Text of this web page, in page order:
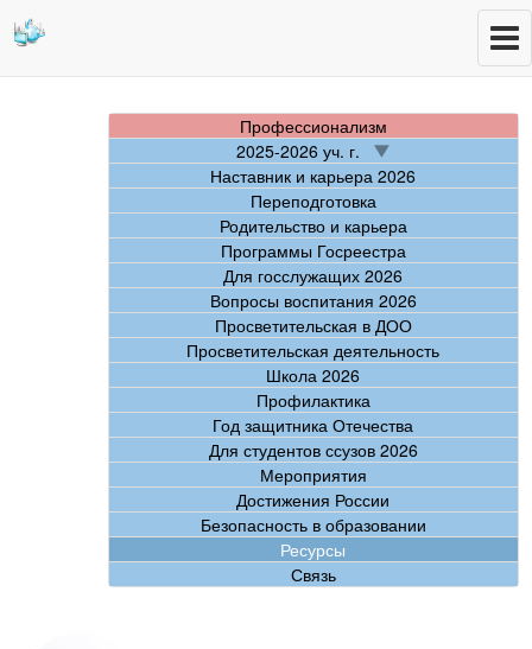
Профессионализм
2025-2026 уч. г.
Наставник и карьера 2026
Переподготовка
Родительство и карьера
Программы Госреестра
Для госслужащих 2026
Вопросы воспитания 2026
Просветительская в ДОО
Просветительская деятельность
Школа 2026
Профилактика
Год защитника Отечества
Для студентов ссузов 2026
Мероприятия
Достижения России
Безопасность в образовании
Ресурсы
Связь